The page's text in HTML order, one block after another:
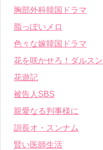
胸部外科韓国ドラマ
脂っぽいメロ
色々な嫁韓国ドラマ
花を咲かせろ！ダルスン
花遊記
被告人SBS
親愛なる判事様に
訓長オ・スンナム
賢い医師生活